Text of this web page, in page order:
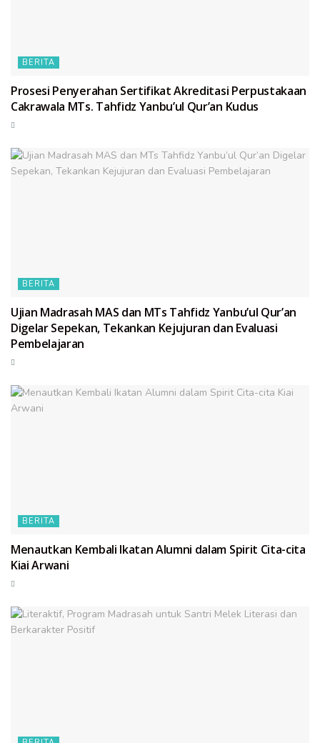
BERITA
Prosesi Penyerahan Sertifikat Akreditasi Perpustakaan
Cakrawala MTs. Tahfidz Yanbu’ul Qur’an Kudus
BERITA
Ujian Madrasah MAS dan MTs Tahfidz Yanbu’ul Qur’an
Digelar Sepekan, Tekankan Kejujuran dan Evaluasi
Pembelajaran
BERITA
Menautkan Kembali Ikatan Alumni dalam Spirit Cita-cita
Kiai Arwani